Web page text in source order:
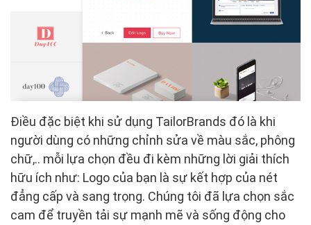
Điều đặc biệt khi sử dụng TailorBrands đó là khi
người dùng có những chỉnh sửa về màu sắc, phông
chữ,.. mỗi lựa chọn đều đi kèm những lời giải thích
hữu ích như: Logo của bạn là sự kết hợp của nét
đẳng cấp và sang trọng. Chúng tôi đã lựa chọn sắc
cam để truyền tải sự mạnh mẽ và sống động cho